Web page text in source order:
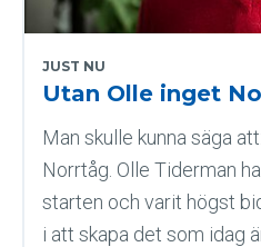
JUST NU
Utan Olle inget
Man skulle kunna säga
Norrtåg. Olle Tiderman
starten och varit högst
i att skapa det som idag